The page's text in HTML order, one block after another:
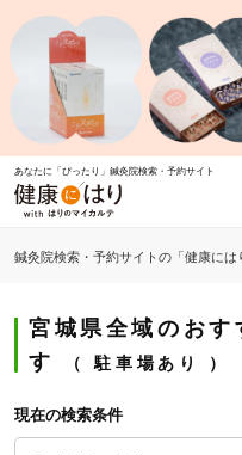
あなたに「ぴったり」鍼灸院検索・予約サイト
鍼灸院検索・予約サイトの「健康には
宮城県全域のおす
す
駐車場あり
現在の検索条件